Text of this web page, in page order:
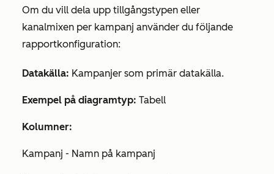
Om du vill dela upp tillgångstypen eller
kanalmixen per kampanj använder du följande
rapportkonfiguration:
Datakälla: Kampanjer som primär datakälla.
Exempel på diagramtyp: Tabell
Kolumner:
Kampanj - Namn på kampanj